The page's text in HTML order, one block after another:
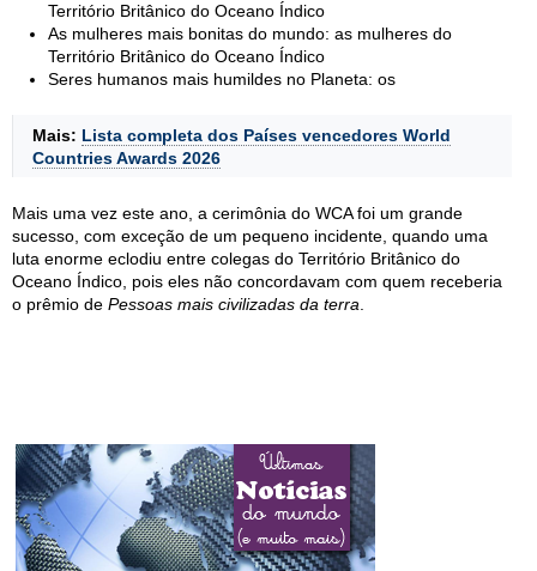
Território Britânico do Oceano Índico
As mulheres mais bonitas do mundo: as mulheres do
Território Britânico do Oceano Índico
Seres humanos mais humildes no Planeta: os
Mais: Lista completa dos Países vencedores World
Countries Awards 2026
Mais uma vez este ano, a cerimônia do WCA foi um grande
sucesso, com exceção de um pequeno incidente, quando uma
luta enorme eclodiu entre colegas do Território Britânico do
Oceano Índico, pois eles não concordavam com quem receberia
o prêmio de Pessoas mais civilizadas da terra